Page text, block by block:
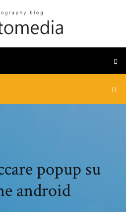
popup su
android